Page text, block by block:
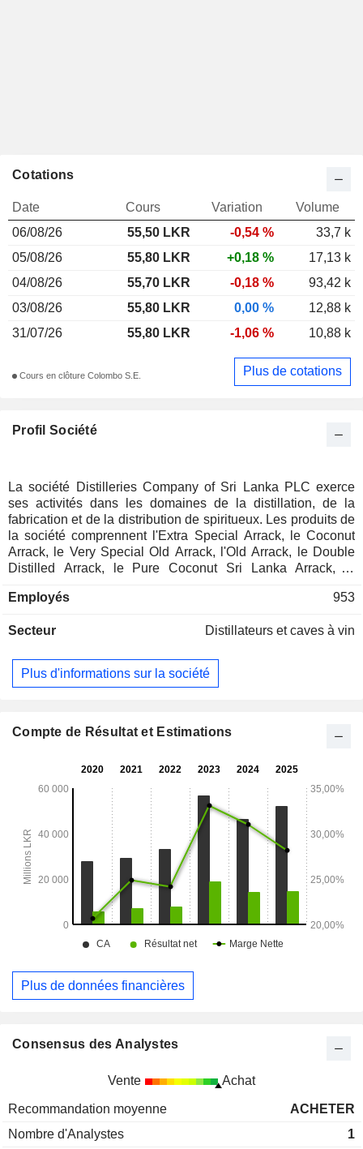
Profil Société
La société Distilleries Company of Sri Lanka PLC exerce
ses activités dans les domaines de la distillation, de la
fabrication et de la distribution de spiritueux. Les produits de
la société comprennent l'Extra Special Arrack, le Coconut
Arrack, le Very Special Old Arrack, l'Old Arrack, le Double
Distilled Arrack, le Pure Coconut Sri Lanka Arrack, le
le Blue Label Arrack, le Narikela, le Grand Chais De France,
le Cape Dreams, Dona Paula, Somerton, Old Pulteney,
Vodka, Taittinger - Champagne, Agavita - Tequila, rhum
blanc, Till Sider Whisky, House Of Tilbury Whisky, Black
comprennent Ambewela Products (Private) Limited,
Limited, Lanka Bell Limited, Bellvantage (Private) Limited,
Employés 953
Secteur Distillateurs et caves à vin
Plus d'informations sur la société
Cotations
Date Cours Variation
Volume
06/08/26
55,50 LKR -0,54 %
33,7 k
05/08/26
55,80 LKR +0,18 %
17,13 k
04/08/26
55,70 LKR -0,18 %
93,42 k
03/08/26
55,80 LKR 0,00 %
12,88 k
31/07/26
55,80 LKR -1,06 % 10,88 k
Cours en clôture Colombo S.E. Plus de cotations
Compte de Résultat et Estimations
Plus de données financières
Consensus des Analystes
Vente Achat
Recommandation moyenne
ACHETER
Nombre d'Analystes
1